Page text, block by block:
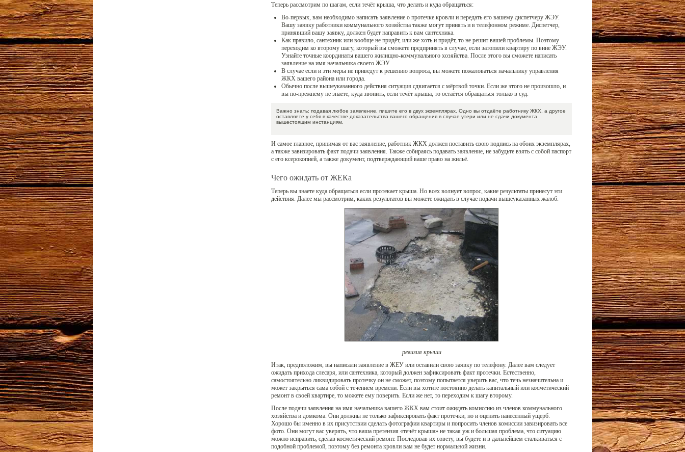
Теперь рассмотрим по шагам, если течёт крыша, что делать и куда обращаться:
Во-первых, вам необходимо написать заявление о протечке кровли и передать его вашему диспетчеру ЖЭУ.
Вашу заявку работники коммунального хозяйства также могут принять и в телефонном режиме. Диспетчер,
принявший вашу заявку, должен будет направить к вам сантехника.
Как правило, сантехник или вообще не придёт, или же хоть и придёт, то не решит вашей проблемы. Поэтому
переходим ко второму шагу, который вы сможете предпринять в случае, если затопили квартиру по вине ЖЭУ.
Узнайте точные координаты вашего жилищно-коммунального хозяйства. После этого вы сможете написать
заявление на имя начальника своего ЖЭУ
В случае если и эти меры не приведут к решению вопроса, вы можете пожаловаться начальнику управления
ЖКХ вашего района или города.
Обычно после вышеуказанного действия ситуация сдвигается с мёртвой точки. Если же этого не произошло, и
вы по-прежнему не знаете, куда звонить, если течёт крыша, то остаётся обращаться только в суд.
Важно знать: подавая любое заявление, пишите его в двух экземплярах. Одно вы отдаёте работнику ЖКХ, а другое
оставляете у себя в качестве доказательства вашего обращения в случае утери или не сдачи документа
вышестоящим инстанциям.
И самое главное, принимая от вас заявление, работник ЖКХ должен поставить свою подпись на обоих экземплярах,
а также завизировать факт подачи заявления. Также собираясь подавать заявление, не забудьте взять с собой паспорт
с его ксерокопией, а также документ, подтверждающий ваше право на жильё.
Чего ожидать от ЖЕКа
Теперь вы знаете куда обращаться если протекает крыша. Но всех волнует вопрос, какие результаты принесут эти
действия. Далее мы рассмотрим, каких результатов вы можете ожидать в случае подачи вышеуказанных жалоб.
ревизия крыши
Итак, предположим, вы написали заявление в ЖЕУ или оставили свою заявку по телефону. Далее вам следует
ожидать прихода слесаря, или сантехника, который должен зафиксировать факт протечки. Естественно,
самостоятельно ликвидировать протечку он не сможет, поэтому попытается уверить вас, что течь незначительна и
может закрыться сама собой с течением времени. Если вы хотите постоянно делать капитальный или косметический
ремонт в своей квартире, то можете ему поверить. Если же нет, то переходим к шагу второму.
После подачи заявления на имя начальника вашего ЖКХ вам стоит ожидать комиссию из членов коммунального
хозяйства и домкома. Они должны не только зафиксировать факт протечки, но и оценить нанесенный ущерб.
Хорошо бы именно в их присутствии сделать фотографии квартиры и попросить членов комиссии завизировать все
фото. Они могут вас уверять, что ваша претензия «течёт крыша» не такая уж и большая проблема, что ситуацию
можно исправить, сделав косметический ремонт. Последовав их совету, вы будете и в дальнейшем сталкиваться с
подобной проблемой, поэтому без ремонта кровли вам не будет нормальной жизни.